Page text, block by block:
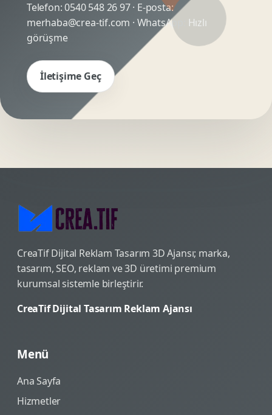
Telefon:0540 548 26 97· E-posta:
merhaba@crea-tif.com · WhatsApp:
Hızlı
görüşme
İletişime Geç
CreaTif Dijital Reklam Tasarım 3D Ajansı; marka,
tasarım, SEO, reklam ve 3D üretimi premium
kurumsal sistemle birleştirir.
CreaTif Dijital Tasarım Reklam Ajansı
Menü
Ana Sayfa
Hizmetler